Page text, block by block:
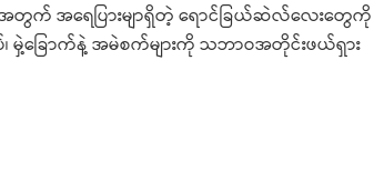
င်တဲ့အတွက် အရေပြားမျာရှိတဲ့ ရောင်ခြယ်ဆဲလ်လေးတွေကို
မှဲ့ခြောက်နဲ့ အမဲစက်များကို သဘာဝအတိုင်းဖယ်ရှား